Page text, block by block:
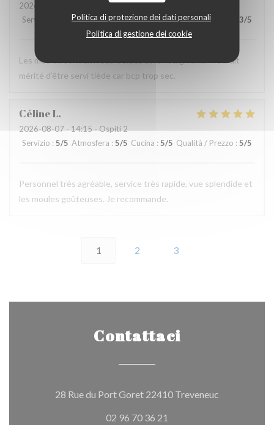
Politica di protezione dei dati personali
Politica di gestione dei cookie
2026-08-06
- 19:30 - Ospiti 10
Servizio
Atmosfera:3/5 Cucina:3/5 Qualità / Prezzo 3/5
Les moules sont arrivées froides et le kouign amann aurait
mérité d’être servi tiède car bcp trop sec.
CélineL
2026-08-07- 14:15 - Ospiti 2
Servizio : 5/5 Atmosfera : 5/5 Cucina : 5/5 Qualità / Prezzo : 5/5
Personnel très agréable, service très rapide, vue splendide et
les moules goûteuses. Je recommande.
1 2 3
Contattaci
28 Rue du Port Goret 22410 Treveneuc
02 96 70 36 21